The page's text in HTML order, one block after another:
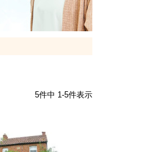
5件中 1-5件表示